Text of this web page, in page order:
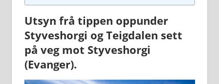
Utsyn frå tippen oppunder
Styveshorgi og Teigdalen sett
på veg mot Styveshorgi
(Evanger).